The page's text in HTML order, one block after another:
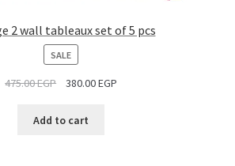
2 wall tableaux set of 5 pcs
SALEPRODUCT
ON
SALE
475.00EGP 380.00EGP
Add to cart